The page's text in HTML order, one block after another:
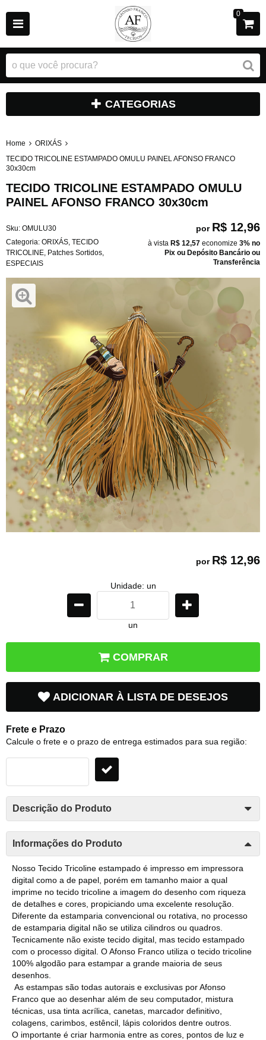
0
CATEGORIAS
Home
ORIXÁS
TECIDO TRICOLINE ESTAMPADO OMULU PAINEL AFONSO FRANCO
30x30cm
TECIDO TRICOLINE ESTAMPADO OMULU
PAINEL AFONSO FRANCO 30x30cm
Sku: OMULU30
Categoria: ORIXÁS TECIDO
TRICOLINE Patches Sortidos
ESPECIAIS
por R$ 12,96
à vista R$ 12,57 economize 3% no
Pix ou Depósito Bancário ou
Transferência
por R$ 12,96
Unidade: un
un
COMPRAR
ADICIONAR À LISTA DE DESEJOS
Frete e Prazo
Calcule o frete e o prazo de entrega estimados para sua região:
Descrição do Produto
Informações do Produto
Nosso Tecido Tricoline estampado é impresso em impressora
digital como a de papel, porém em tamanho maior a qual
imprime no tecido tricoline a imagem do desenho com riqueza
de detalhes e cores, propiciando uma excelente resolução.
Diferente da estamparia convencional ou rotativa, no processo
de estamparia digital não se utiliza cilindros ou quadros.
Tecnicamente não existe tecido digital, mas tecido estampado
com o processo digital. O Afonso Franco utiliza o tecido tricoline
100% algodão para estampar a grande maioria de seus
desenhos.
As estampas são todas autorais e exclusivas por Afonso
Franco que ao desenhar além de seu computador, mistura
técnicas, usa tinta acrílica, canetas, marcador definitivo,
colagens, carimbos, estêncil, lápis coloridos dentre outros.
O importante é criar harmonia entre as cores, pontos de luz e